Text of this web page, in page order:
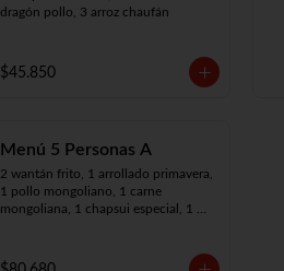
dragón pollo, 3 arroz chaufán
$45.850
Menú 5 Personas A
2 wantán frito, 1 arrollado primavera,
1 pollo mongoliano, 1 carne
mongoliana, 1 chapsui especial, 1